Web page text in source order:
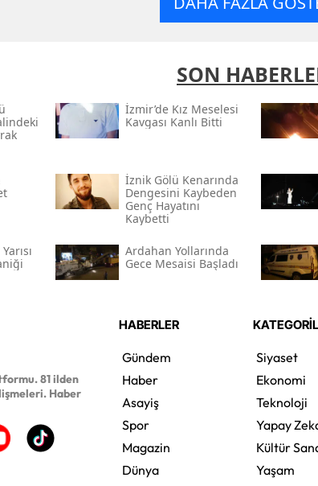
SON
İzmir’de Kız Meselesi
Kavgası Kanlı Bitti
İznik Gölü Kenarında
Dengesini Kaybeden
Genç Hayatını
Kaybetti
Ardahan Yollarında
Gece Mesaisi Başladı
81 ilden
Haber
HABERLER
Gündem
Haber
Asayiş
Spor
Magazin
Dünya
Siyaset
Ekonomi
Teknoloji
Yapay
Kültür
Yaşam